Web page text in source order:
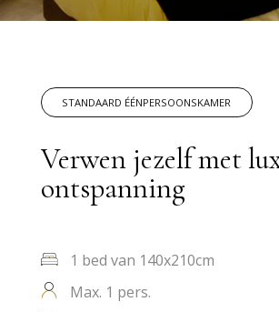
STANDAARD ÉÉNPERSOONSKAMER
Verwen jezelf met
ontspanning
1 bed van 140x210cm
Max. 1 pers.